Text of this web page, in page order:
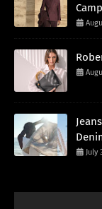
July